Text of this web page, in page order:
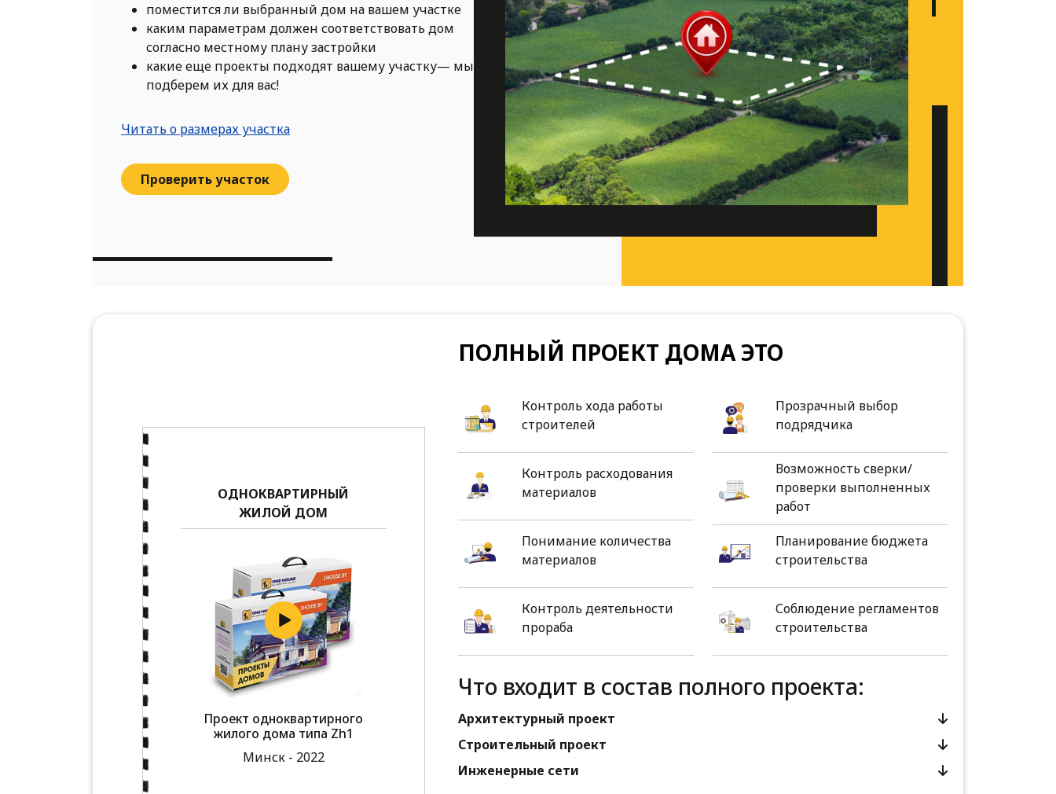
поместится ли выбранный дом на вашем участке
каким параметрам должен соответствовать дом
согласно местному плану застройки
какие еще проекты подходят вашему участку— мы
подберем их для вас!
Читать о размерах участка
Проверить участок
ОДНОКВАРТИРНЫЙ
ЖИЛОЙ ДОМ
Проект одноквартирного
жилого дома типа Zh1
Минск - 2022
ПОЛНЫЙ ПРОЕКТ ДОМА ЭТО
Контроль хода работы
строителей
Прозрачный выбор
подрядчика
Контроль расходования
материалов
Возможность сверки/
проверки выполненных
работ
Понимание количества
материалов
Планирование бюджета
строительства
Контроль деятельности
прораба
Соблюдение регламентов
строительства
Что входит в состав полного проекта:
Архитектурный проект
Строительный проект
Инженерные сети